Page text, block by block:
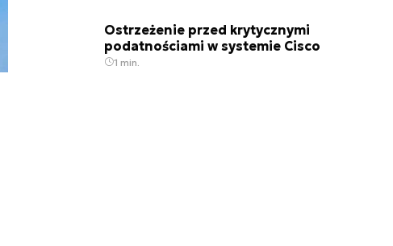
Ostrzeżenie przed krytycznymi
podatnościami w systemie Cisco
1 min.